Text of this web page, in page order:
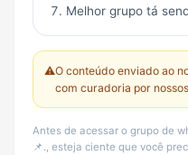
Melhor grupo tá
⚠️O conteúdo enviado ao
com curadoria por
Antes de acessar o grupo de
📌., esteja ciente que você